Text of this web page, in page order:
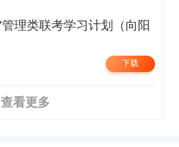
下载
查看更多